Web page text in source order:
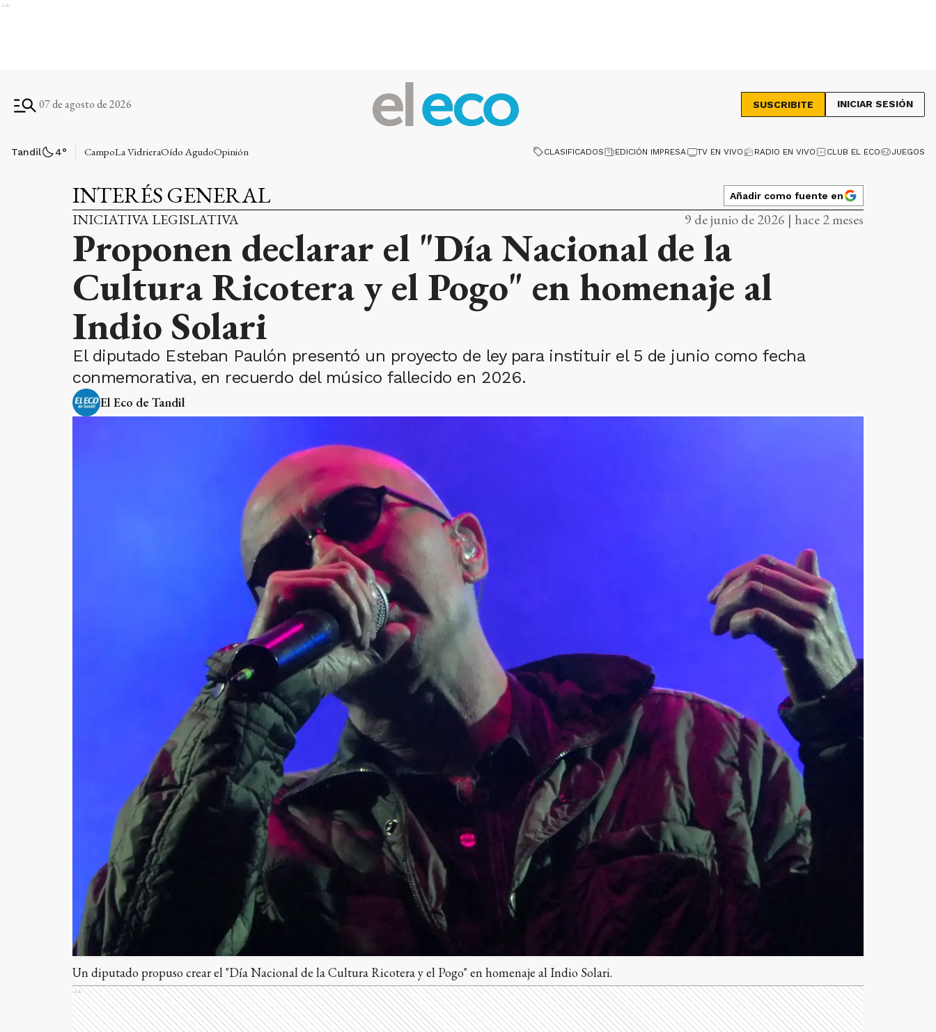
Ads
07 de agosto de 2026 SUSCRIBITE INICIAR SESIÓN
Tandil 4° CampoLa VidrieraOído AgudoOpinión CLASIFICADOS EDICIÓN IMPRESA TV EN VIVO RADIO EN VIVO CLUB EL ECO JUEGOS
INTERÉS GENERAL Añadir como fuente en
INICIATIVA LEGISLATIVA 9 de junio de 2026 | hace 2 meses
Proponen declarar el "Día Nacional de la
Cultura Ricotera y el Pogo" en homenaje al
Indio Solari
El diputado Esteban Paulón presentó un proyecto de ley para instituir el 5 de junio como fecha
conmemorativa, en recuerdo del músico fallecido en 2026.
El Eco de Tandil
Un diputado propuso crear el "Día Nacional de la Cultura Ricotera y el Pogo" en homenaje al Indio Solari.
Ads